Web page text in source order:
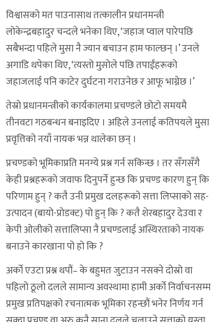
विश्वासको मत पाउनासाथ तत्कालीन प्रधानमन्त्री
लोकेन्द्रबहादुर चन्दले भनेका थिए, ‘जहाज प्वाल पारेपछि
सबैभन्दा पहिले मुसा नै ज्यान बचाउन हाम फाल्छन् ।’ उनले
अगाडि थपेका थिए, ‘त्यस्तो मुसोले पछि तपाईंहरूको
जहाजलाई पनि काटेर दुर्घटना गराउनेछ र आफू भाग्नेछ ।’
तेस्रो प्रधानमन्त्रीको कार्यकालमा प्रचण्डले छोटो समयमै
तीनवटा गठबन्धन बनाइदिए । अहिले उनलाई कतिपयले मुसा
प्रवृत्तिको नयाँ नायक भन्न थालेका छन् ।
प्रचण्डको भूमिकाप्रति मनग्ये प्रश्न गर्न सकिन्छ । तर सँगसँगै
केही प्रश्नहरूको जवाफ दिनुपर्ने हुन्छ कि प्रचण्ड कारण हुन् कि
परिणाम हुन् ? कतै उनी प्रमुख दलहरूको सत्ता लिप्साको सह-
उत्पादन (बायो-प्रोडक्ट) पो हुन् कि ? कतै शेरबहादुर देउवा र
केपी ओलीको सत्तालिप्सा नै प्रचण्डलाई अस्थिरताको नायक
बनाउने कारखाना पो हो कि ?
अर्को एउटा प्रश्न थपौं– के बहुमत जुटाउन नसक्ने दोस्रो वा
पहिलो ठूलो दलले सामान्य अवस्थामा हामी अर्को निर्वाचनसम्म
प्रमुख प्रतिपक्षको रचनात्मक भूमिका रहन्छौं भनेर निर्णय गर्न